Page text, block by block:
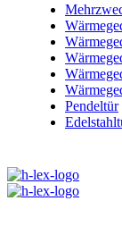
Pendeltür